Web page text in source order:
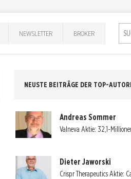
NEWSLETTER BROKER
NEUSTE BEITRÄGE DER TOP-
Andreas Sommer
Valneva Aktie: 32,1-
Dieter Jaworski
Crispr Therapeutics Aktie: